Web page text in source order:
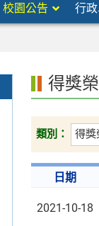
校園公告 行
得獎
類別：
日期
2021-10-18